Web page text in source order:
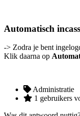
Automatisch
-> Zodra je bent
Klik daarna op
Administratie
1 gebruikers